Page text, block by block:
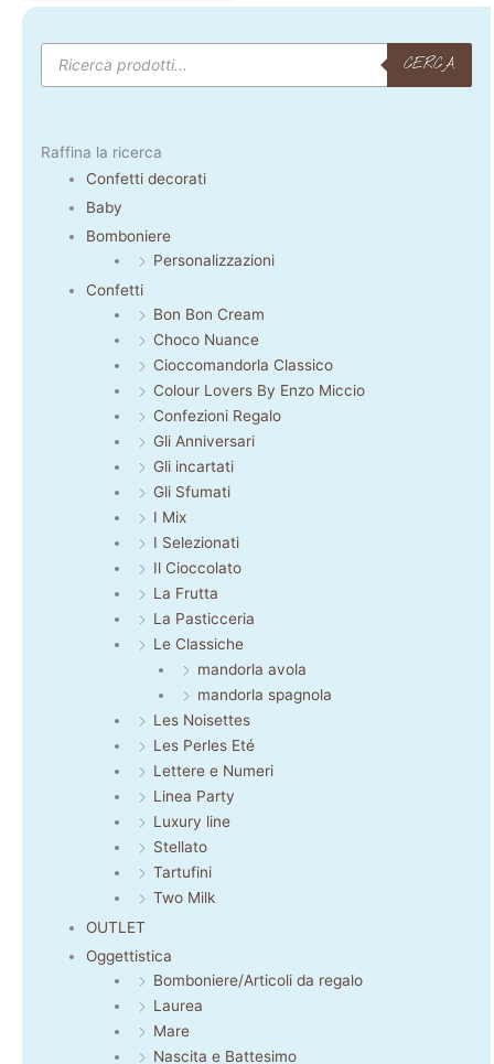
Products
search
CERCA
Raffina la ricerca
Confetti decorati
Baby
Bomboniere
Personalizzazioni
Confetti
Bon Bon Cream
Choco Nuance
Cioccomandorla Classico
Colour Lovers By Enzo Miccio
Confezioni Regalo
Gli Anniversari
Gli incartati
Gli Sfumati
I Mix
I Selezionati
Il Cioccolato
La Frutta
La Pasticceria
Le Classiche
mandorla avola
mandorla spagnola
Les Noisettes
Les Perles Eté
Lettere e Numeri
Linea Party
Luxury line
Stellato
Tartufini
Two Milk
OUTLET
Oggettistica
Bomboniere/Articoli da regalo
Laurea
Mare
Nascita e Battesimo